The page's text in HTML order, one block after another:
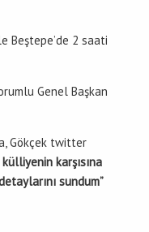
Beştepe’de 2 saati
Genel Başkan
Gökçek twitter
külliyenin karşısına
sundum”